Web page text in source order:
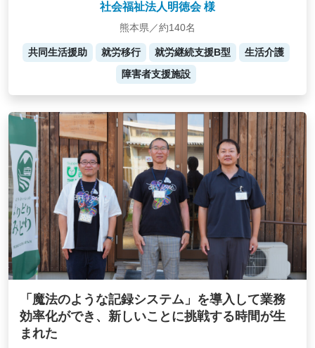
社会福祉法人明徳会 様
熊本県／約140名
共同生活援助 就労移行 就労継続支援B型
生活介護
障害者支援施設
「魔法のような記録システム」を導入して業務
効率化ができ、新しいことに挑戦する時間が生
まれた